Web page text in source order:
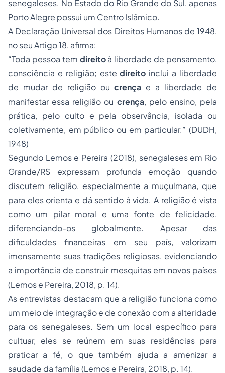
senegaleses. No Estado do Rio Grande do Sul, apenas
Porto Alegre possui um Centro Islâmico.
A Declaração Universal dos Direitos Humanos de 1948,
no seu Artigo 18, afirma:
“Toda pessoa tem direitoà liberdade de pensamento,
consciência e religião; estedireito inclui a liberdade
de mudar de religião oucrença e a liberdade de
manifestar essa religião ou crença, pelo ensino, pela
prática, pelo culto e pela observância, isolada ou
coletivamente, em público ou em particular.” (DUDH,
1948)
Segundo Lemos e Pereira (2018), senegaleses em Rio
Grande/RS expressam profunda emoção quando
discutem religião, especialmente a muçulmana, que
para eles orienta e dá sentido à vida. A religião é vista
como um pilar moral e uma fonte de felicidade,
diferenciando-os globalmente. Apesar das
dificuldades financeiras em seu país, valorizam
imensamente suas tradições religiosas, evidenciando
a importância de construir mesquitas em novos países
(Lemos e Pereira, 2018, p. 14).
As entrevistas destacam que a religião funciona como
um meio de integração e de conexão com a alteridade
para os senegaleses. Sem um local específico para
cultuar, eles se reúnem em suas residências para
praticar a fé, o que também ajuda a amenizar a
saudade da família (Lemos e Pereira, 2018, p. 14).